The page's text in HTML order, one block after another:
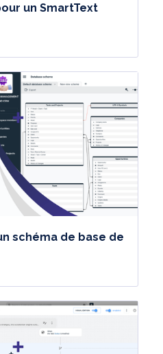
un SmartText
schéma de base de